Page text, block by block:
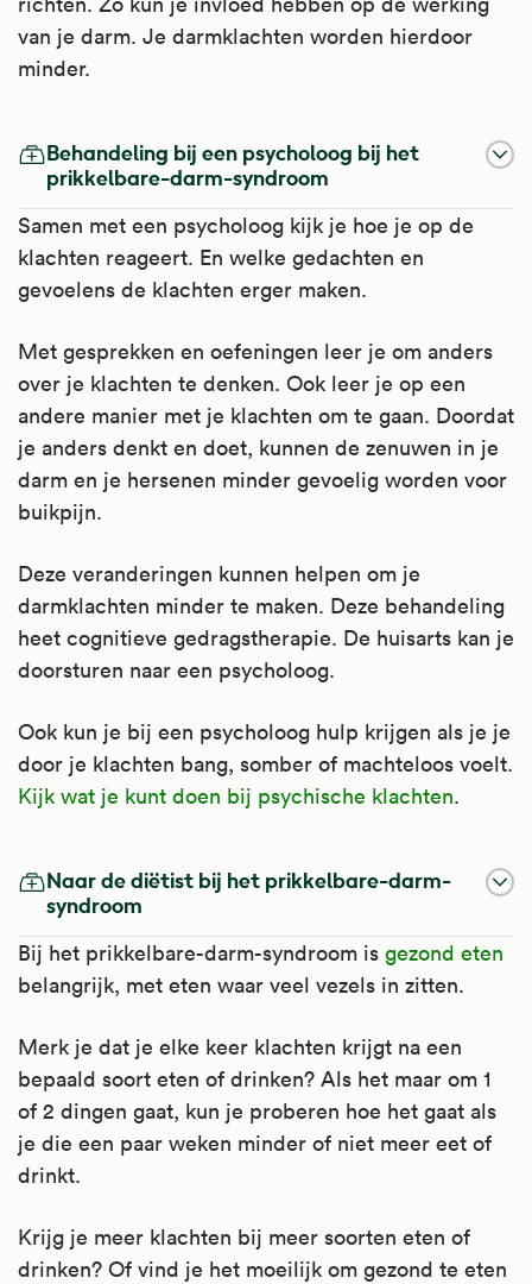
Apotheek.nl
.
van je darm. Je darmklachten worden hierdoor
minder.
Behandeling bij een psycholoog bij het
prikkelbare-darm-syndroom
Samen met een psycholoog kijk je hoe je op de
klachten reageert. En welke gedachten en
gevoelens de klachten erger maken.
Met gesprekken en oefeningen leer je om anders
over je klachten te denken. Ook leer je op een
andere manier met je klachten om te gaan. Doordat
je anders denkt en doet, kunnen de zenuwen in je
darm en je hersenen minder gevoelig worden voor
buikpijn.
Deze veranderingen kunnen helpen om je
darmklachten minder te maken. Deze behandeling
heet cognitieve gedragstherapie. De huisarts kan je
doorsturen naar een psycholoog.
Ook kun je bij een psycholoog hulp krijgen als je je
door je klachten bang, somber of machteloos voelt.
Kijk wat je kunt doen bij psychische klachten.
Naar de diëtist bij het prikkelbare-darm-
syndroom
Bij het prikkelbare-darm-syndroom is gezond eten
belangrijk, met eten waar veel vezels in zitten.
Merk je dat je elke keer klachten krijgt na een
bepaald soort eten of drinken? Als het maar om 1
of 2 dingen gaat, kun je proberen hoe het gaat als
je die een paar weken minder of niet meer eet of
drinkt.
Krijg je meer klachten bij meer soorten eten of
drinken? Of vind je het moeilijk om gezond te eten